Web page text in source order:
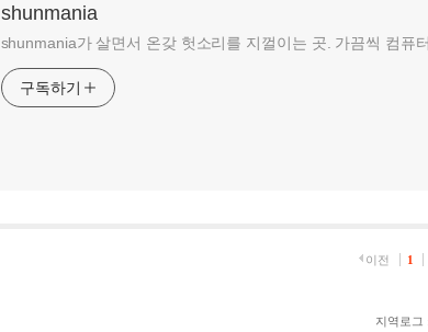
shunmania
shunmania가 살면서 온갖 헛소리를 지껄이는 곳. 가끔씩 컴퓨
구독하기
이전 1
지역로그